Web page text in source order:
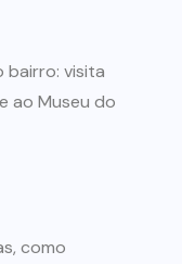
bairro: visita
ao Museu do
como